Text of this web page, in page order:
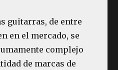
guitarras, de entre
en el mercado, se
complejo
de marcas de